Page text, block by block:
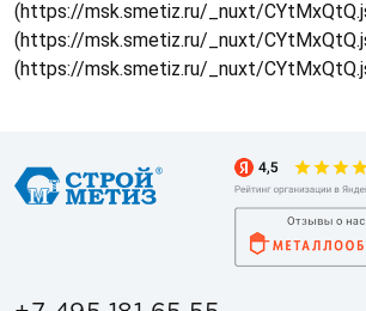
(https://msk.smetiz.ru/_nuxt/
(https://msk.smetiz.ru/_nuxt/
(https://msk.smetiz.ru/_nuxt/